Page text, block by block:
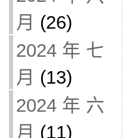
月 (26)
2024 年 七
月 (13)
2024 年 六
月 (11)